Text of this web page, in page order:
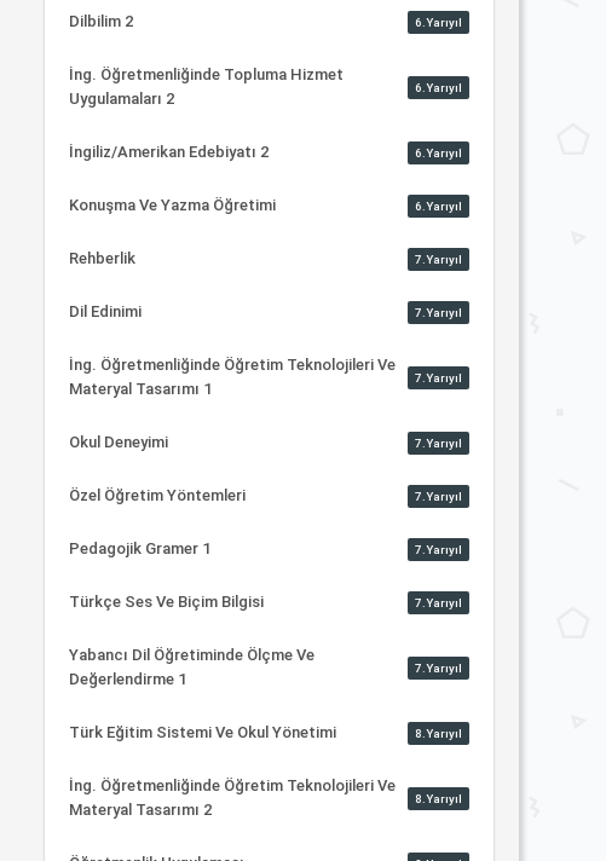
Dilbilim 2 6.Yarıyıl
İng. Öğretmenliğinde Topluma Hizmet
Uygulamaları 2
6.Yarıyıl
İngiliz/Amerikan Edebiyatı 2 6.Yarıyıl
Konuşma Ve Yazma Öğretimi 6.Yarıyıl
Rehberlik 7.Yarıyıl
Dil Edinimi 7.Yarıyıl
İng. Öğretmenliğinde Öğretim Teknolojileri Ve
Materyal Tasarımı 1
7.Yarıyıl
Okul Deneyimi 7.Yarıyıl
Özel Öğretim Yöntemleri 7.Yarıyıl
Pedagojik Gramer 1 7.Yarıyıl
Türkçe Ses Ve Biçim Bilgisi 7.Yarıyıl
Yabancı Dil Öğretiminde Ölçme Ve
Değerlendirme 1
7.Yarıyıl
Türk Eğitim Sistemi Ve Okul Yönetimi 8.Yarıyıl
İng. Öğretmenliğinde Öğretim Teknolojileri Ve
Materyal Tasarımı 2
8.Yarıyıl